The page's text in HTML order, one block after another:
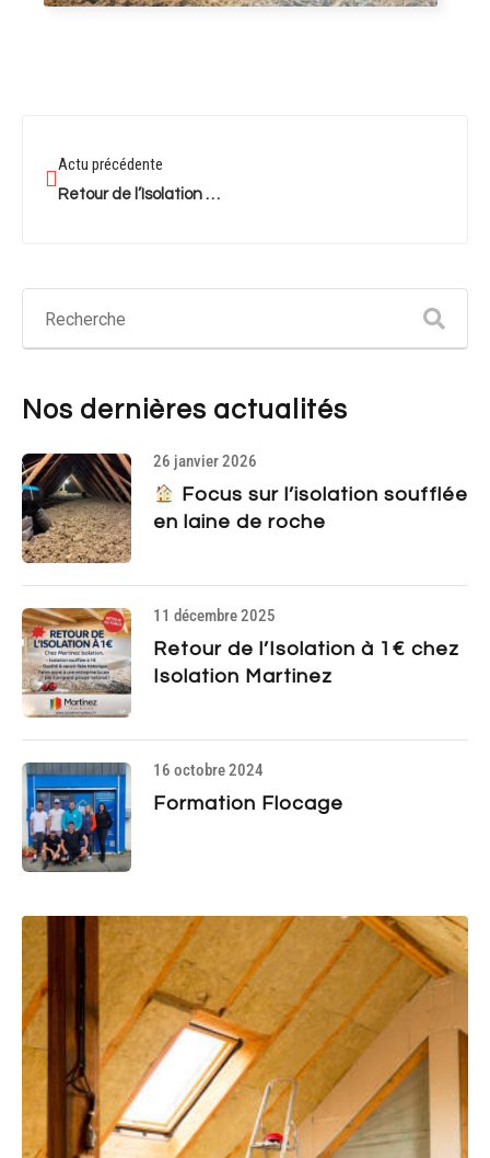
Actu précédente
Retour de l’Isolation à 1€ chez Isolation Martinez
Nos dernières actualités
26 janvier 2026
Focus sur l’isolation soufflée
en laine de roche
11 décembre 2025
Retour de l’Isolation à 1€ chez
Isolation Martinez
16 octobre 2024
Formation Flocage